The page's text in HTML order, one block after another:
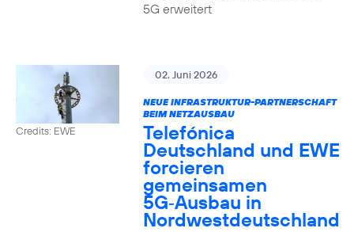
5G erweitert
Credits: EWE
02. Juni 2026
NEUE INFRASTRUKTUR-PARTNERSCHAFT
BEIM NETZAUSBAU
Telefónica
Deutschland und EWE
forcieren
gemeinsamen
5G‑Ausbau in
Nordwestdeutschland